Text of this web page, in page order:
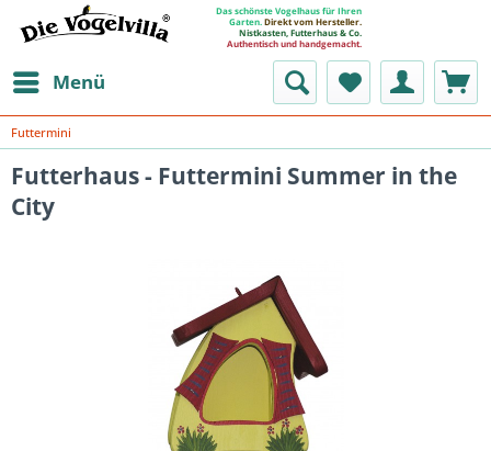
Das schönste Vogelhaus für Ihren
Garten. Direkt vom Hersteller.
Nistkasten, Futterhaus & Co.
Authentisch und handgemacht.
Menü
Futtermini
Futterhaus - Futtermini Summer in the
City